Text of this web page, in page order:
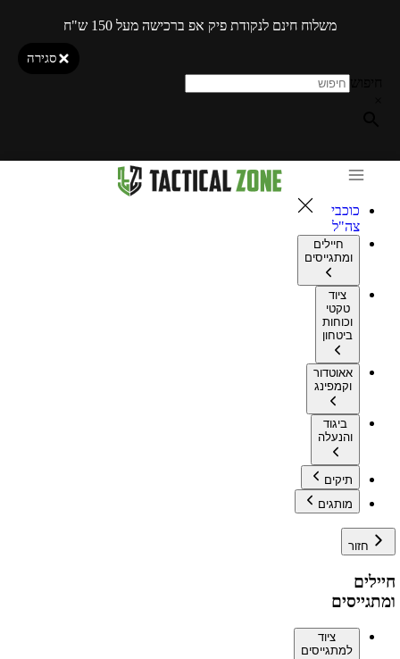
משלוח חינם לנקודת פיק אפ ברכישה מעל 150 ש"ח
סגירה
כוכבי
צה"ל
חיילים
ומתגייסים
ציוד
טקטי
וכוחות
ביטחון
אאוטדור
וקמפינג
ביגוד
והנעלה
תיקים
מותגים
חזור
חיילים
ומתגייסים
ציוד
למתגייסים